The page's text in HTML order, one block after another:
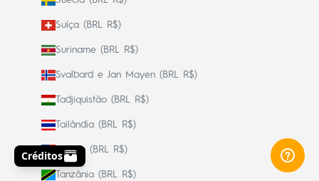
Suíça (BRL R$)
Suriname (BRL R$)
Svalbard e Jan Mayen (BRL R$)
Tadjiquistão (BRL R$)
Tailândia (BRL R$)
Taiwan (BRL R$)
Tanzânia (BRL R$)